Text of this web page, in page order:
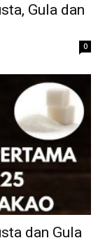
Gula dan
0
dan Gula